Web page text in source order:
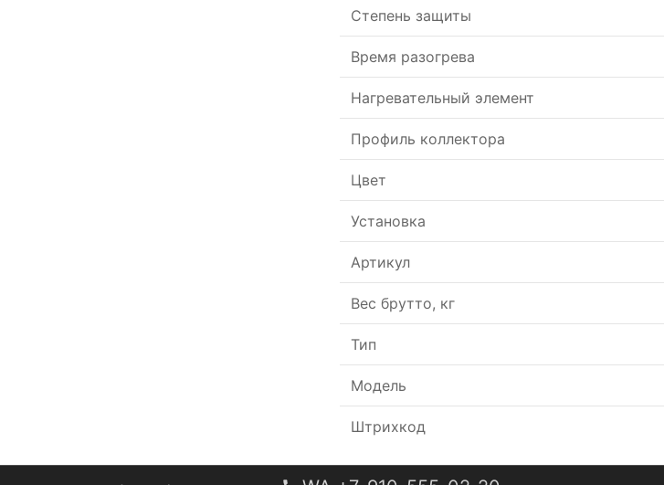
Степень защиты
Время разогрева
Нагревательный элемент
Профиль коллектора
Цвет
Установка
Артикул
Вес брутто, кг
Тип
Модель
Штрихкод